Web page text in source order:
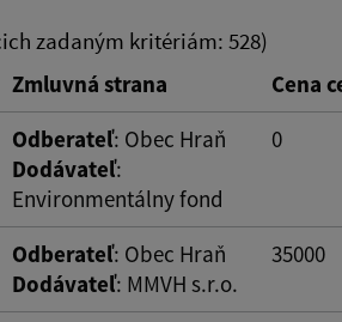
zadaným kritériám: 528)
Zmluvná strana
Cena
Odberateľ: Obec Hraň
Dodávateľ:
Environmentálny fond
0
Odberateľ: Obec Hraň
Dodávateľ: MMVH s.r.o.
35000